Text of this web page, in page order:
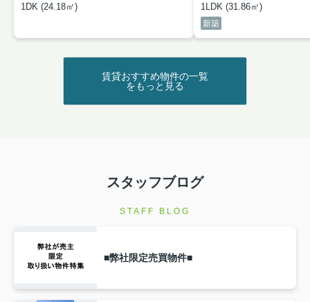
1DK (24.18㎡)
1LDK (31.86㎡)
新築
賃貸おすすめ物件の一覧
をもっと見る
スタッフブログ
STAFF BLOG
■弊社限定売買物件■